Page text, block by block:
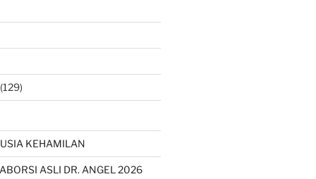
KEHAMILAN
ASLI DR. ANGEL 2026